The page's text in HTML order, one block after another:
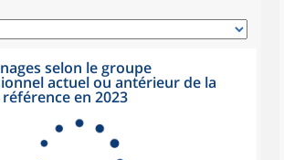
selon le groupe
actuel ou antérieur de la
en 2023